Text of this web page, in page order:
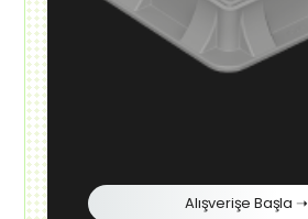
Alışverişe Başla ➝